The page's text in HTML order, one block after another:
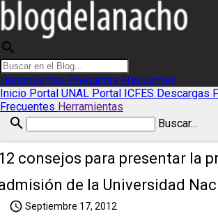
search
Herramientas Preguntas Frecuentes
Inicio Portal UNAL Portal ICFES Descargas
Frecuentes Herramientas
search Buscar...
consejos para presentar la
de la Universidad
access_time Septiembre 17, 2012